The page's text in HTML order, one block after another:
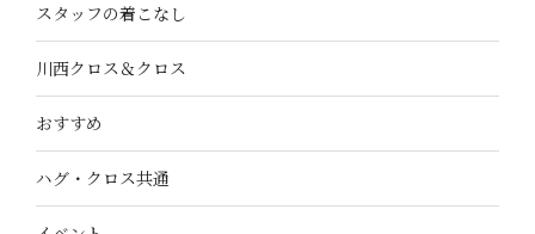
スタッフの着こなし
川西クロス＆クロス
おすすめ
ハグ・クロス共通